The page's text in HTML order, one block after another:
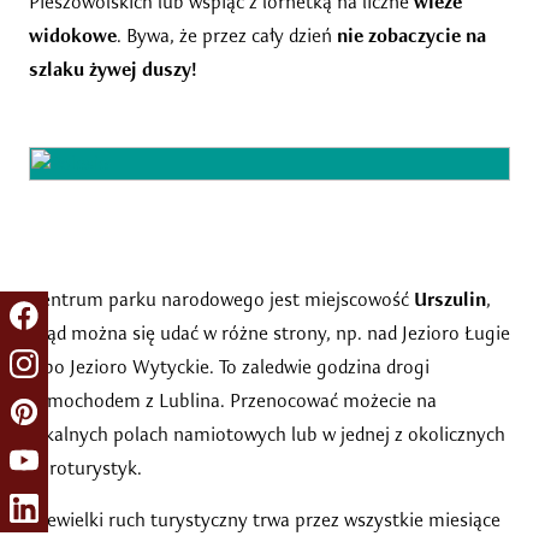
widokowe. Bywa, że przez cały dzień nie zobaczycie na
szlaku żywej duszy!
Centrum parku narodowego jest miejscowość Urszulin,
skąd można się udać w różne strony, np. nad Jezioro Ługie
albo Jezioro Wytyckie. To zaledwie godzina drogi
samochodem z Lublina. Przenocować możecie na
lokalnych polach namiotowych lub w jednej z okolicznych
agroturystyk.
Niewielki ruch turystyczny trwa przez wszystkie miesiące